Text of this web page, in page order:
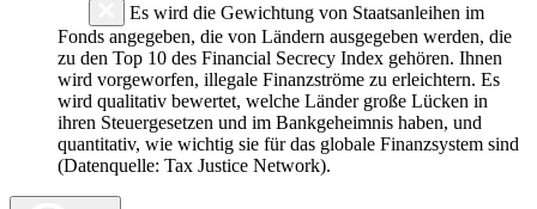
Es wird die Gewichtung von Staatsanleihen im
Fonds angegeben, die von Ländern ausgegeben werden, die
zu den Top 10 des Financial Secrecy Index gehören. Ihnen
wird vorgeworfen, illegale Finanzströme zu erleichtern. Es
wird qualitativ bewertet, welche Länder große Lücken in
ihren Steuergesetzen und im Bankgeheimnis haben, und
quantitativ, wie wichtig sie für das globale Finanzsystem sind
(Datenquelle: Tax Justice Network).